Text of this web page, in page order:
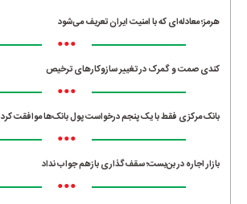
هرمز؛ معادله‌ای که با امنیت ایران تعریف می‌شود
•••
کندی صمت و گمرک در تغییر سازوکارهای ترخیص
•••
بانک مرکزی فقط با یک‌ پنجم درخواست پول بانک‌ها موافقت کرد
•••
بازار اجاره در بن‌بست؛ سقف‌گذاری بازهم جواب نداد
•••